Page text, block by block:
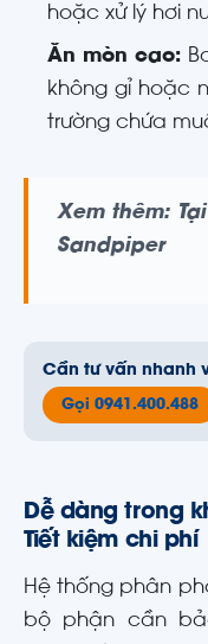
hoặc xử lý hơi
Ăn mòn cao:
không gỉ hoặc
trường chứa
Xem thêm:
Sandpiper
Cần tư vấn nhanh
Gọi 0941.400.488
Dễ dàng trong
Tiết kiệm chi phí
Hệ thống phân
bộ phận cần